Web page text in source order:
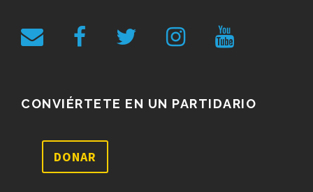
CONVIÉRTETE EN UN PARTIDARIO
DONAR